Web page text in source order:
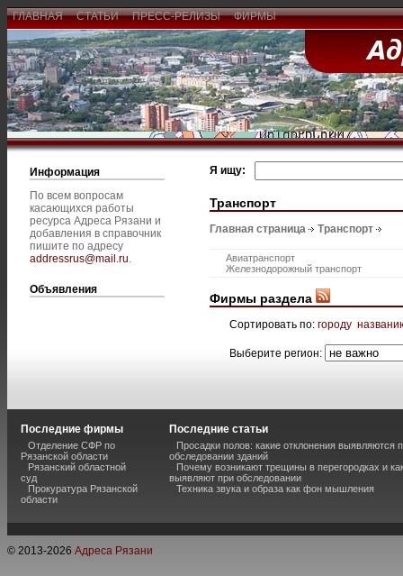
ГЛАВНАЯ СТАТЬИ ПРЕСС-РЕЛИЗЫ ФИРМЫ
Информация
По всем вопросам
касающихся работы
ресурса Адреса Рязани и
добавления в справочник
пишите по адресу
addressrus@mail.ru.
Объявления
Я ищу:
Транспорт
Главная страница Транспорт
Авиатранспорт
Железнодорожный транспорт
Фирмы раздела
Сортировать по: городу
Выберите регион:
Последние фирмы
Отделение СФР по
Рязанской области
Рязанский областной
суд
Прокуратура Рязанской
области
Последние статьи
Просадки полов: какие отклонения выявляются
обследовании зданий
Почему возникают трещины в перегородках и
выявляют при обследовании
Техника звука и образа как фон мышления
© 2013-2026 Адреса Рязани